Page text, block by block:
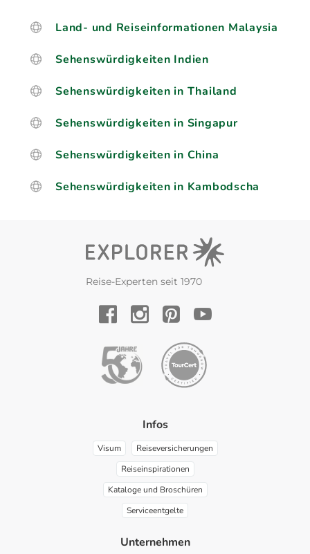
Land- und Reiseinformationen Malaysia
Sehenswürdigkeiten Indien
Sehenswürdigkeiten in Thailand
Sehenswürdigkeiten in Singapur
Sehenswürdigkeiten in China
Sehenswürdigkeiten in Kambodscha
Reise-Experten seit 1970
Infos
Visum
Reiseversicherungen
Reiseinspirationen
Kataloge und Broschüren
Serviceentgelte
Unternehmen